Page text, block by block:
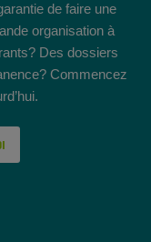
de faire une
organisation à
Des dossiers
Commencez